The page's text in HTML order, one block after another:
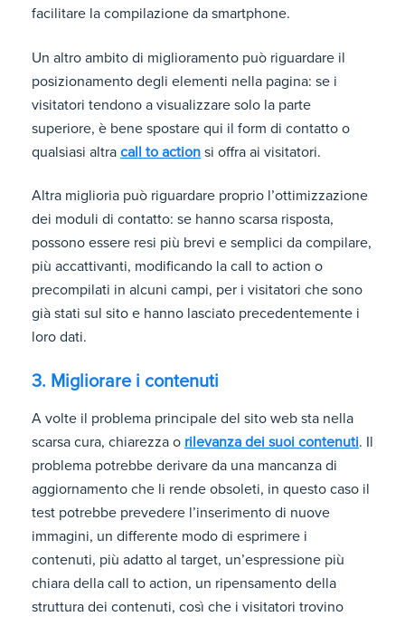
facilitare la compilazione da smartphone.
Un altro ambito di miglioramento può riguardare il
posizionamento degli elementi nella pagina: se i
visitatori tendono a visualizzare solo la parte
superiore, è bene spostare qui il form di contatto o
qualsiasi altra call to action si offra ai visitatori.
Altra miglioria può riguardare proprio l’ottimizzazione
dei moduli di contatto: se hanno scarsa risposta,
possono essere resi più brevi e semplici da compilare,
più accattivanti, modificando la call to action o
precompilati in alcuni campi, per i visitatori che sono
già stati sul sito e hanno lasciato precedentemente i
loro dati.
3. Migliorare i contenuti
A volte il problema principale del sito web sta nella
scarsa cura, chiarezza o rilevanza dei suoi contenuti. Il
problema potrebbe derivare da una mancanza di
aggiornamento che li rende obsoleti, in questo caso il
test potrebbe prevedere l’inserimento di nuove
immagini, un differente modo di esprimere i
contenuti, più adatto al target, un’espressione più
chiara della call to action, un ripensamento della
struttura dei contenuti, così che i visitatori trovino